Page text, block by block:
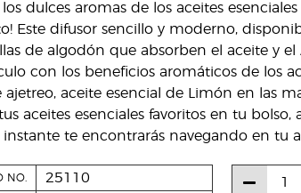
dulces aromas de los aceites
Este difusor sencillo y moderno,
de algodón que absorben el aceite y el
con los beneficios aromáticos de los
ajetreo, aceite esencial de Limón en las
aceites esenciales favoritos en tu
instante te encontrarás navegando en tu
NO. 25110